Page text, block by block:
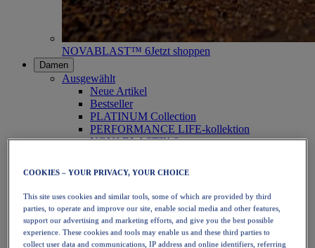
NOVABLAST™ 6Jetzt shoppen
Damen
Ausgewählt
Neue Artikel
Bestseller
PLATINUM Collection
PERFORMANCE LIFE-kollektion
NOVABLAST™ 6
Laufen
Trailrunning
Tennis
Volleyball
Handball
Padel
Korbball
COOKIES – YOUR PRIVACY, YOUR CHOICE
This site uses cookies and similar tools, some of which are provided by third
parties, to operate and improve our site, enable social media and other features,
support our advertising and marketing efforts, and give you the best possible
experience. These cookies and tools may enable us and these third parties to
collect user data and communications, IP address and online identifiers, referring